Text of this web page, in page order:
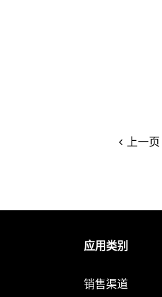
上一页
应用类别
销售渠道